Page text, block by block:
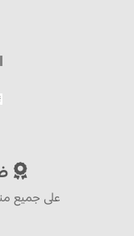
على جميع